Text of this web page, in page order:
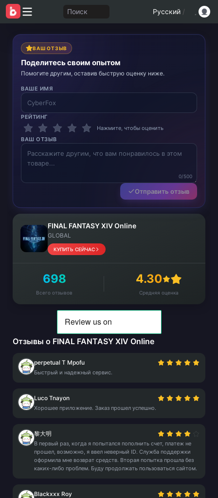
Поиск Русский /
ВАШ ОТЗЫВ
Поделитесь своим опытом
Помогите другим, оставив быструю оценку ниже.
ВАШЕ ИМЯ
РЕЙТИНГ
Нажмите, чтобы оценить
ВАШ ОТЗЫВ
0/500
Отправить отзыв
FINAL FANTASY XIV Online
GLOBAL
КУПИТЬ СЕЙЧАС
698
Всего отзывов
4.30
Средняя оценка
Отзывы о FINAL FANTASY XIV Online
perpetual T Mpofu
Быстрый и надежный сервис.
Luco Tnayon
Хорошее приложение. Заказ прошел успешно.
黎大明
В первый раз, когда я попытался пополнить счет, платеж не
прошел, возможно, я ввел неверный ID. Служба поддержки
оформила мне возврат средств. Вторая попытка прошла без
каких-либо проблем. Буду продолжать пользоваться сайтом.
Blackxxx Roy